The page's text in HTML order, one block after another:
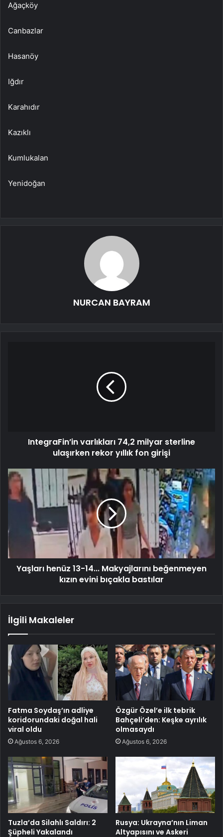
Ağaçköy
Canbazlar
Hasanöy
Iğdır
Karahıdır
Kazıklı
Kumlukalan
Yenidoğan
NURCAN BAYRAM
IntegraFin’in varlıkları 74,2 milyar sterline
ulaşırken rekor yıllık fon girişi
Yaşları henüz 13-14... Makyajlarını beğenmeyen
kızın evini bıçakla bastılar
İlgili Makaleler
Fatma Soydaş’ın adliye
koridorundaki doğal hali
viral oldu
Ağustos 6, 2026
Özgür Özel’e ilk tebrik
Bahçeli’den: Keşke ayrılık
olmasaydı
Ağustos 6, 2026
Tuzla’da Silahlı Saldırı: 2
Şüpheli Yakalandı
Rusya: Ukrayna’nın Liman
Altyapısını ve Askeri